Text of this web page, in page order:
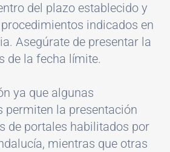
del plazo establecido y
indicados en
Asegúrate de presentar la
de la fecha límite.
ya que algunas
permiten la presentación
de portales habilitados por
mientras que otras